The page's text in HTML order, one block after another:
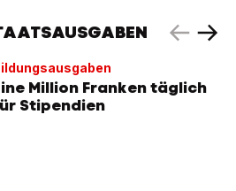
Million Franken täglich
Stipendien